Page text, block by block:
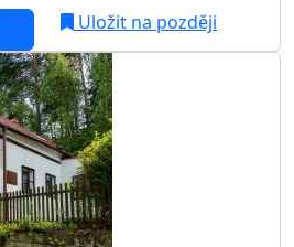
Uložit na později